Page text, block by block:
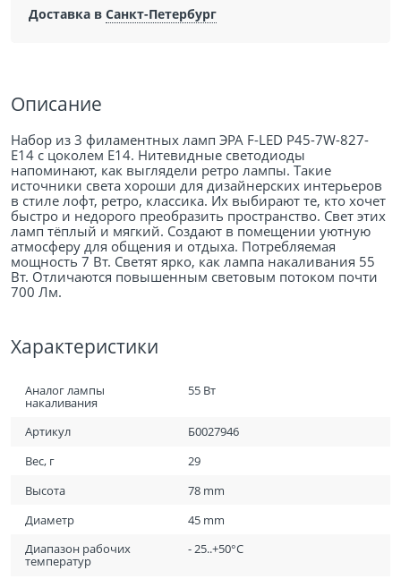
Доставка в Санкт-Петербург
Описание
Набор из 3 филаментных ламп ЭРА F-LED P45-7W-827-
E14 с цоколем Е14. Нитевидные светодиоды
напоминают, как выглядели ретро лампы. Такие
источники света хороши для дизайнерских интерьеров
в стиле лофт, ретро, классика. Их выбирают те, кто хочет
быстро и недорого преобразить пространство. Свет этих
ламп тёплый и мягкий. Создают в помещении уютную
атмосферу для общения и отдыха. Потребляемая
мощность 7 Вт. Светят ярко, как лампа накаливания 55
Вт. Отличаются повышенным световым потоком почти
700 Лм.
Характеристики
Аналог лампы
накаливания
55 Вт
Артикул
Б0027946
Вес, г
29
Высота
78 mm
Диаметр
45 mm
Диапазон рабочих
температур
- 25..+50°C